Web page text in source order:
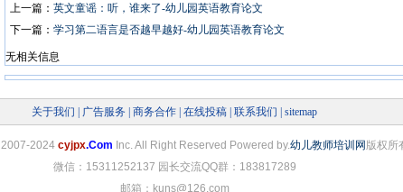
上一篇： 英文童谣：听，谁来了-幼儿园英语教育论文
下一篇： 学习第二语言是否越早越好-幼儿园英语教育论文
无相关信息
关于我们 广告服务 商务合作 在线投稿 联系我们 sitemap
2007-2024 cyjpx.Com Inc. All Right Reserved Powered by.幼儿教师培训网 版权所
微信：15311252137 园长交流QQ群：183817289
邮箱：kuns@126.com